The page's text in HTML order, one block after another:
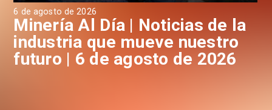
6 de agosto de 2026
Minería Al Día | Noticias de la
industria que mueve nuestro
futuro | 6 de agosto de 2026